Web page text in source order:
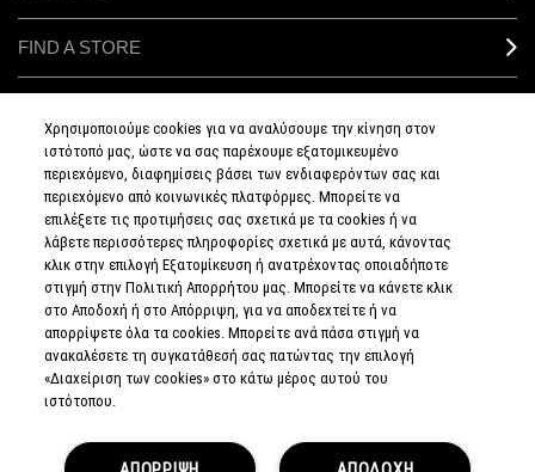
FIND A STORE
SIGN UP FOR EMAIL
My M•A•C / SIGN IN
CONNECT
PRIVACY POLICY
Χρησιμοποιούμε cookies για να αναλύσουμε την κίνηση στον
ιστότοπό μας, ώστε να σας παρέχουμε εξατομικευμένο
περιεχόμενο, διαφημίσεις βάσει των ενδιαφερόντων σας και
περιεχόμενο από κοινωνικές πλατφόρμες. Μπορείτε να
επιλέξετε τις προτιμήσεις σας σχετικά με τα cookies ή να
λάβετε περισσότερες πληροφορίες σχετικά με αυτά, κάνοντας
κλικ στην επιλογή Εξατομίκευση ή ανατρέχοντας οποιαδήποτε
στιγμή στην Πολιτική Απορρήτου μας. Μπορείτε να κάνετε κλικ
στο Αποδοχή ή στο Απόρριψη, για να αποδεχτείτε ή να
απορρίψετε όλα τα cookies. Μπορείτε ανά πάσα στιγμή να
ανακαλέσετε τη συγκατάθεσή σας πατώντας την επιλογή
«Διαχείριση των cookies» στο κάτω μέρος αυτού του
ιστότοπου.